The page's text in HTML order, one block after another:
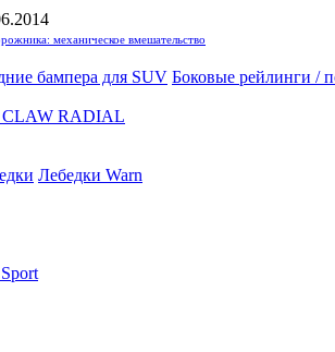
механическое вмешательство
бампера для SUV Боковые рейлинги /
RADIAL
Лебедки Warn